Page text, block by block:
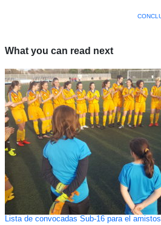
What you can read next
Lista de convocadas Sub-16 para el